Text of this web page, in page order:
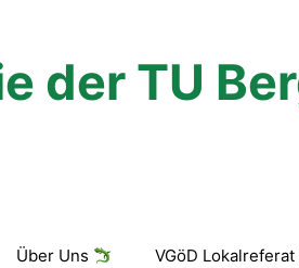
der TU
Über Uns VGöD